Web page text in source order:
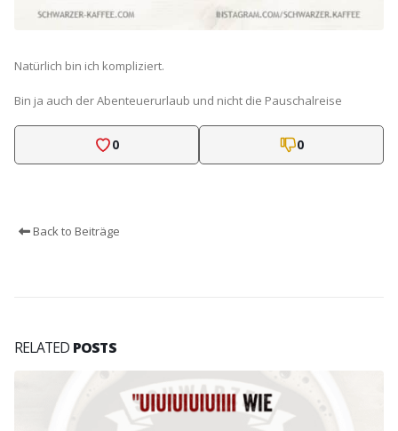
Natürlich bin ich kompliziert.
Bin ja auch der Abenteuerurlaub und nicht die Pauschalreise
0 0
Back to Beiträge
RELATED POSTS